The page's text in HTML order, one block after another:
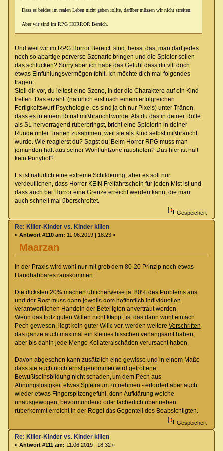
Dass es beides im realen Leben nicht geben sollte, darüber müssen wir nicht streiten.
Aber wir sind im RPG HORROR Bereich.
Und weil wir im RPG Horror Bereich sind, heisst das, man darf jedes
noch so abartige perverse Szenario bringen und die Spieler sollen
das schlucken? Sorry aber ich habe das Gefühl dass dir vllt doch
etwas Einfühlungsvermögen fehlt. Ich möchte dich mal folgendes
fragen:
Stell dir vor, du leitest eine Szene, in der die Charaktere auf ein Kind
treffen. Das erzählt (natürlich erst nach einem erfolgreichen
Fertigkeitswurf Psychologie, es sind ja eh nur Pixels) unter Tränen,
dass es in einem Ritual mißbraucht wurde. Als du das in deiner Rolle
als SL hervorragend rüberbringst, bricht eine Spielerin in deiner
Runde unter Tränen zusammen, weil sie als Kind selbst mißbraucht
wurde. Wie reagierst du? Sagst du: Beim Horror RPG muss man
jemanden halt aus seiner Wohlfühlzone rausholen? Das hier ist halt
kein Ponyhof?
Es ist natürlich eine extreme Schilderung, aber es soll nur
verdeutlichen, dass Horror KEIN Freifahrtschein für jeden Mist ist und
dass auch bei Horror eine Grenze erreicht werden kann, die man
auch schnell mal überschreitet.
Gespeichert
Maarzan
Re: Killer-Kinder vs. Kinder killen
« Antwort #110 am: 11.06.2019 | 18:23 »
In der Praxis wird wohl nur mit grob dem 80-20 Prinzip noch etwas
Handhabbares rauskommen.
Die dicksten 20% machen üblicherweise ja 80% des Problems aus
und der Rest muss dann jeweils dem hoffentlich individuellen
verantwortlichen Handeln der Beteiligten anvertraut werden.
Wenn das trotz guten Willen nicht klappt, ist das dann wohl einfach
Pech gewesen, liegt kein guter Wille vor, werden weitere Vorschriften
das ganze auch maximal ein kleines bisschen verlangsamt haben,
aber bis dahin jede Menge Kollateralschäden verursacht haben.
Davon abgesehen kann zusätzlich eine gewisse und in einem Maße
dass sie auch noch ernst genommen wird getroffene
Bewußtseinsbildung nicht schaden, um dem Pech aus
Ahnungslosigkeit etwas Spielraum zu nehmen - erfordert aber auch
wieder etwas Fingerspitzengefühl, denn Aufklärung welche
unausgewogen, bevormundend oder lächerlich übertrieben
rüberkommt erreicht in der Regel das Gegenteil des Beabsichtigten.
Gespeichert
Re: Killer-Kinder vs. Kinder killen
« Antwort #111 am: 11.06.2019 | 18:32 »